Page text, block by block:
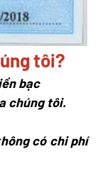
tôi?
bạc
chúng tôi.
có chi phí